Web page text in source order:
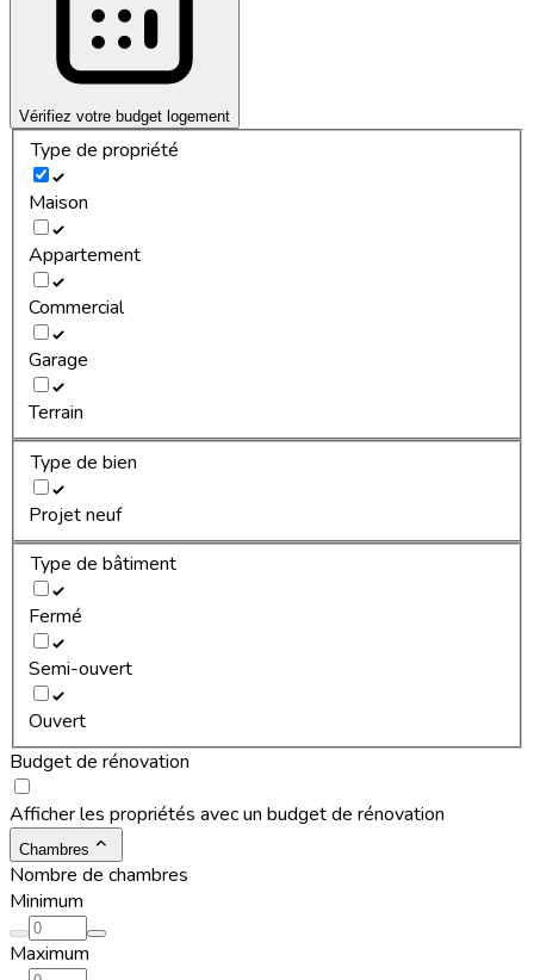
Vérifiez votre budget logement
Type de propriété
Maison
Appartement
Commercial
Garage
Terrain
Type de bien
Projet neuf
Type de bâtiment
Fermé
Semi-ouvert
Ouvert
Budget de rénovation
Afficher les propriétés avec un budget de rénovation
Chambres
Nombre de chambres
Minimum
Maximum